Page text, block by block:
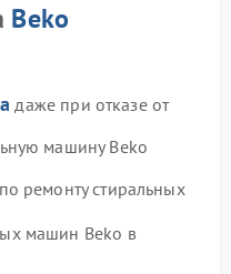
Beko
даже при отказе от
машину Beko
ремонту стиральных
машин Beko в